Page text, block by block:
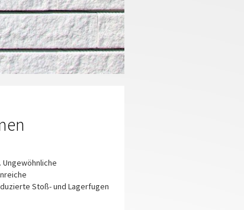
Ungewöhnliche
Stoß- und Lagerfugen